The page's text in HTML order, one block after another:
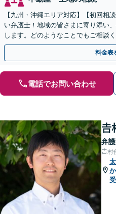
【九州・沖縄エリア対応】【初回相
い弁護士！地域の皆さまに寄り添い
します。どのようなことでもご相談
言書／使い込み／寄与分／遺留分／
料金表
電話でお問い合わせ
𠮷
弁
𠮷村